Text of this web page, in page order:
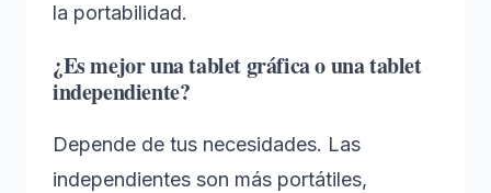
la portabilidad.
¿Es mejor una tablet gráfica o una tablet
independiente?
Depende de tus necesidades. Las
independientes son más portátiles,